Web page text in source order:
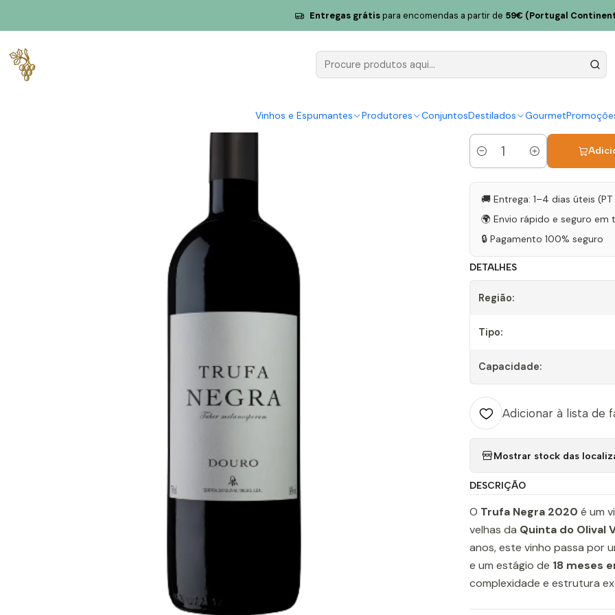
Vinhos e Espumantes Produtores ConjuntosDestilados Gourmet
Entregas grátispara encomendas a partir de 59€ (Portugal
Trufa Negra 2021 Douro Tinto 75cl
Trufa
Tinto equilibrado e
Quantidade
🚚 Entrega: 1–4 dias úteis
🌍 Envio rápido e seguro em
🔒 Pagamento 100% seguro
DETALHES
Região:
Tipo:
Capacidade:
Adicionar à lista de
Mostrar stock das
DESCRIÇÃO
O Trufa Negra 2020 é um
velhas da Quinta do Olival
anos, este vinho passa por
e um estágio de 18 meses
complexidade e estrutura